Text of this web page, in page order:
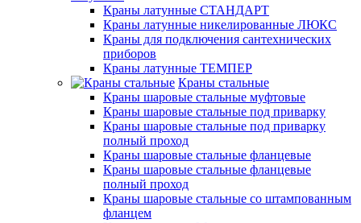
Краны латунные СТАНДАРТ
Краны латунные никелированные ЛЮКС
Краны для подключения сантехнических
приборов
Краны латунные ТЕМПЕР
Краны стальные
Краны шаровые стальные муфтовые
Краны шаровые стальные под приварку
Краны шаровые стальные под приварку
полный проход
Краны шаровые стальные фланцевые
Краны шаровые стальные фланцевые
полный проход
Краны шаровые стальные со штампованным
фланцем